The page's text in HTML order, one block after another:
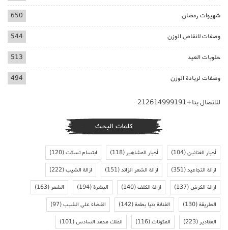
شهيوات رمضان 650
وصفات لانقاص الوزن 544
حلويات العيد 513
وصفات لزيادة الوزن 494
للاتصال بنا+212614999191
كلمات البحث
أخبار الفنانين(104) أخبار المشاهير(118) ابتسام تسكت(120)
ازالة التجاعيد(351) ازالة الشعر الزائد(151) ازالة الشيب(222)
ازالة الكرش(137) ازالة الكلف(140) البشرة(194) الشعر(163)
الطريقة(130) الفنانة دنيا بطمة(142) القضاء على الشيب(97)
المقادير(223) المكونات(116) الملك محمد السادس(101)